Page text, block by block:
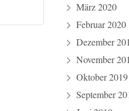
März 2020
Februar 2020
Dezember
November
Oktober 2019
September